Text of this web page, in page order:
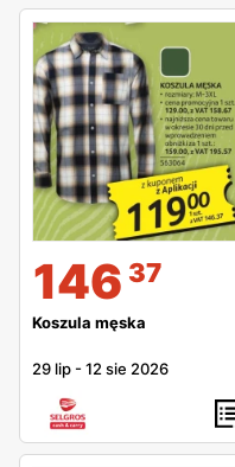
146 37
Koszula męska
29 lip -12 sie 2026